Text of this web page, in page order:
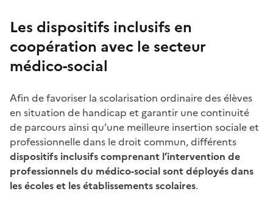
Les dispositifs inclusifs en
coopération avec le secteur
médico-social
Afin de favoriser la scolarisation ordinaire des élèves
en situation de handicap et garantir une continuité
de parcours ainsi qu’une meilleure insertion sociale et
professionnelle dans le droit commun, différents
dispositifs inclusifs comprenant l’intervention de
professionnels du médico-social sont déployés dans
les écoles et les établissements scolaires.